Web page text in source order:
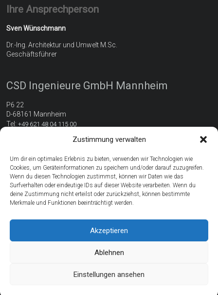
Zustimmung verwalten
Um dir ein optimales Erlebnis zu bieten, verwenden wir Technologien wie
Cookies, um Geräteinformationen zu speichern und/oder darauf zuzugreifen.
Wenn du diesen Technologien zustimmst, können wir Daten wie das
Surfverhalten oder eindeutige IDs auf dieser Website verarbeiten. Wenn du
deine Zustimmung nicht erteilst oder zurückziehst, können bestimmte
Merkmale und Funktionen beeinträchtigt werden.
Akzeptieren
Ablehnen
Einstellungen ansehen
Ihre Ansprechperson
Sven Wünschmann
Dr.-Ing. Architektur und Umwelt M.Sc.
Geschäftsführer
CSD Ingenieure GmbH Mannheim
P6 22
D-68161 Mannheim
Tel:+49 621 48 04 115 00
Wegbeschreibung
Ihre Ansprechperson
Uta Ehrhardt
M.Sc. Architektur und Umwelt
Abteilungsleiterin Nachhaltiges Bauen